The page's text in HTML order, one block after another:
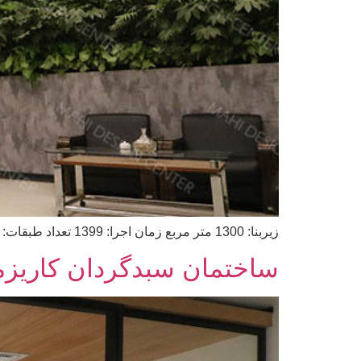
زیربنا: 1300 متر مربع زمان اجرا: 1399 تعداد طبقات: 7 طبقه آدرس: خیابان کوه نور- کوچه ششم
ساختمان سبدگردان